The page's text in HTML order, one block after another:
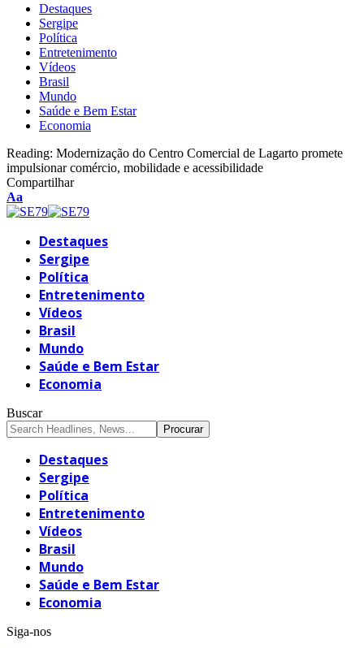
Destaques
Sergipe
Política
Entretenimento
Vídeos
Brasil
Mundo
Saúde e Bem Estar
Economia
Reading: Modernização do Centro Comercial de Lagarto promete
impulsionar comércio, mobilidade e acessibilidade
Compartilhar
Font
Resizer
Aa
Destaques
Sergipe
Política
Entretenimento
Vídeos
Brasil
Mundo
Saúde e Bem Estar
Economia
Buscar
Destaques
Sergipe
Política
Entretenimento
Vídeos
Brasil
Mundo
Saúde e Bem Estar
Economia
Siga-nos